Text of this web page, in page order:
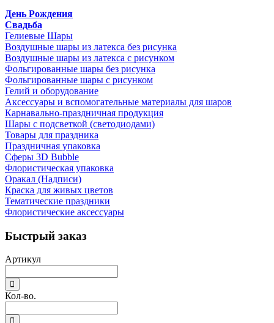
День Рождения
Свадьба
Гелиевые Шары
Воздушные шары из латекса без рисунка
Воздушные шары из латекса с рисунком
Фольгированные шары без рисунка
Фольгированные шары с рисунком
Гелий и оборудование
Аксессуары и вспомогательные материалы для шаров
Карнавально-праздничная продукция
Шары с подсветкой (светодиодами)
Товары для праздника
Праздничная упаковка
Сферы 3D Bubble
Флористическая упаковка
Оракал (Надписи)
Краска для живых цветов
Тематические праздники
Флористические аксессуары
Быстрый заказ
Артикул
Кол-во.